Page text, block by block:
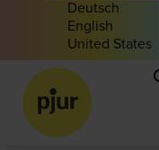
Deutsch
English
United States